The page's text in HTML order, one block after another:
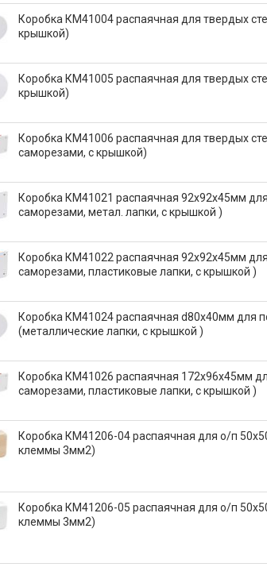
Коробка КМ41004 распаячная для твердых
крышкой)
Коробка КМ41005 распаячная для твердых
крышкой)
Коробка КМ41006 распаячная для твердых
саморезами, с крышкой)
Коробка КМ41021 распаячная 92х92x45мм
саморезами, метал. лапки, с крышкой )
Коробка КМ41022 распаячная 92х92x45мм
саморезами, пластиковые лапки, с крышкой )
Коробка КМ41024 распаячная d80х40мм для
(металлические лапки, с крышкой )
Коробка КМ41026 распаячная 172х96x45мм
саморезами, пластиковые лапки, с крышкой )
Коробка КМ41206-04 распаячная для о/п
клеммы 3мм2)
Коробка КМ41206-05 распаячная для о/п
клеммы 3мм2)